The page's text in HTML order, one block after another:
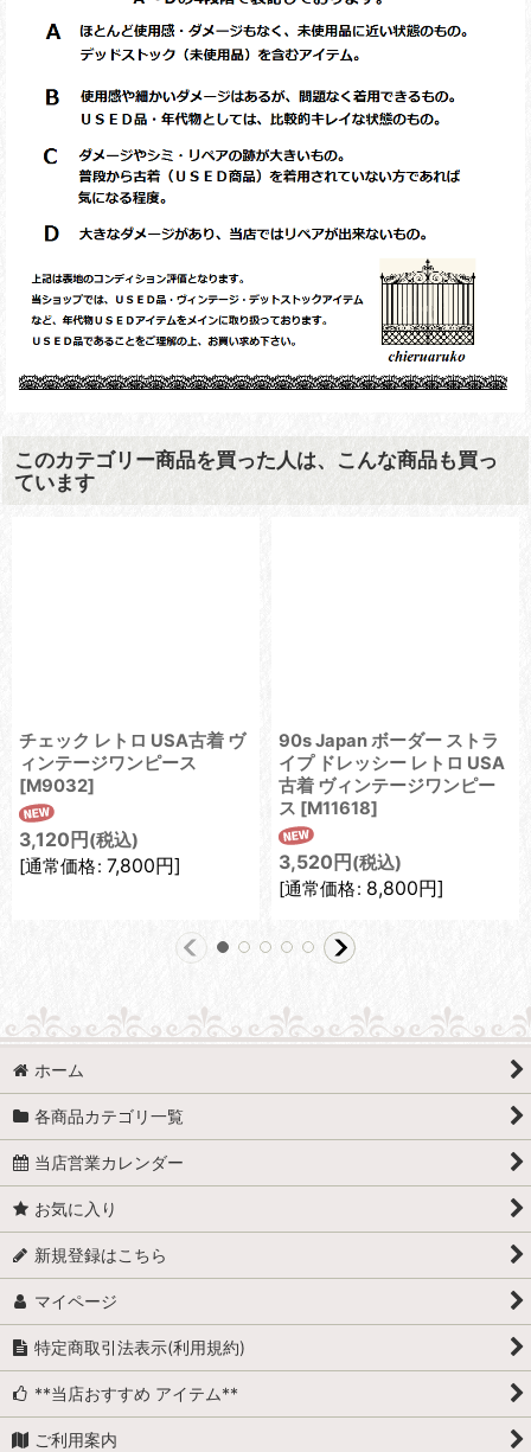
このカテゴリー商品を買った人は、こんな商品も買っ
ています
チェック レトロ USA古着 ヴ
ィンテージワンピース
[M9032]
3,120 円 (税込)
[通常価格: 7,800円]
90s Japan ボーダー ストラ
イプ ドレッシー レトロ USA
古着 ヴィンテージワンピー
ス [M11618]
3,520 円 (税込)
[通常価格: 8,800円]
ホーム
各商品カテゴリ一覧
当店営業カレンダー
お気に入り
新規登録はこちら
マイページ
特定商取引法表示(利用規約)
**当店おすすめ アイテム**
ご利用案内